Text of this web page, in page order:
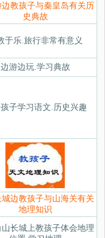
教孩子与秦皇岛有关历
史典故
于乐.旅行非常有意义
边游边玩.学习典故
子学习语文.历史兴趣
边教孩子与山海关有关
地理知识
长城上教孩子体会地理